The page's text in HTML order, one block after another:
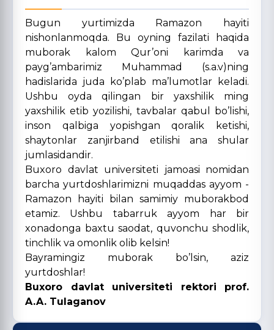
Bugun yurtimizda Ramazon hayiti
nishonlanmoqda. Bu oyning fazilati haqida
muborak kalom Qur’oni karimda va
payg’ambarimiz Muhammad (s.a.v)ning
hadislarida juda ko’plab ma’lumotlar keladi.
Ushbu oyda qilingan bir yaxshilik ming
yaxshilik etib yozilishi, tavbalar qabul bo’lishi,
inson qalbiga yopishgan qoralik ketishi,
shaytonlar zanjirband etilishi ana shular
jumlasidandir.
Buxoro davlat universiteti jamoasi nomidan
barcha yurtdoshlarimizni muqaddas ayyom -
Ramazon hayiti bilan samimiy muborakbod
etamiz. Ushbu tabarruk ayyom har bir
xonadonga baxtu saodat, quvonchu shodlik,
tinchlik va omonlik olib kelsin!
Bayramingiz muborak bo’lsin, aziz
yurtdoshlar!
Buxoro davlat universiteti rektori prof.
A.A. Tulaganov